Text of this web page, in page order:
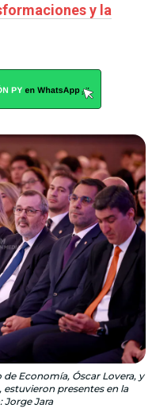
y la
Economía, Óscar Lovera, y
estuvieron presentes en la
Jorge Jara